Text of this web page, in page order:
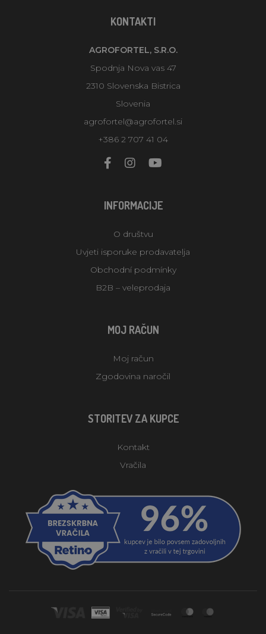
KONTAKTI
AGROFORTEL, S.R.O.
Spodnja Nova vas 47
2310 Slovenska Bistrica
Slovenia
agrofortel@agrofortel.si
+386 2 707 41 04
INFORMACIJE
O društvu
Uvjeti isporuke prodavatelja
Obchodní podmínky
B2B – veleprodaja
MOJ RAČUN
Moj račun
Zgodovina naročil
STORITEV ZA KUPCE
Kontakt
Vračila